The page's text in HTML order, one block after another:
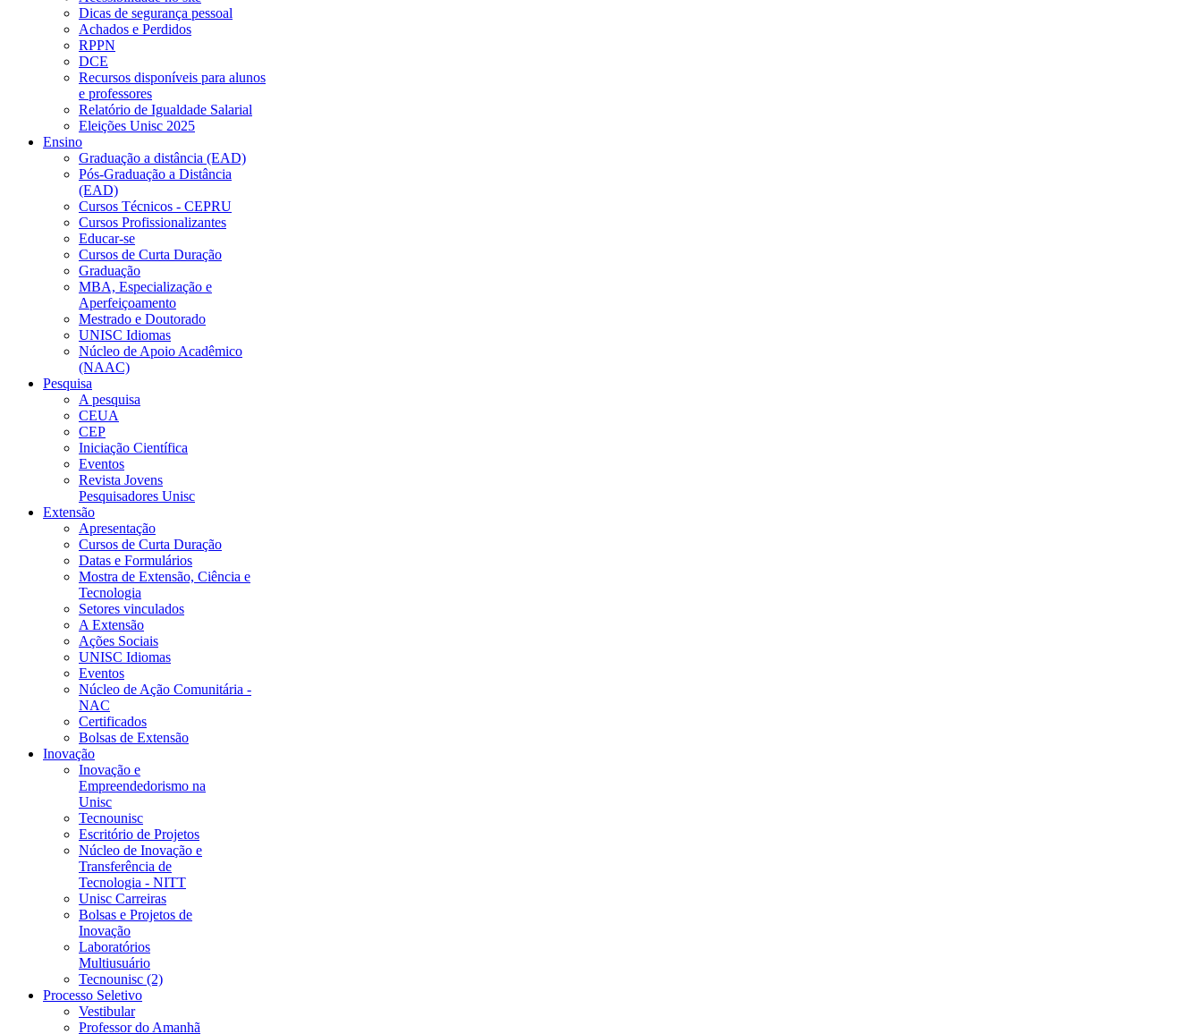
Dicas de segurança pessoal
Achados e Perdidos
RPPN
DCE
Recursos disponíveis para alunos
e professores
Relatório de Igualdade Salarial
Eleições Unisc 2025
Ensino
Graduação a distância (EAD)
Pós-Graduação a Distância
(EAD)
Cursos Técnicos - CEPRU
Cursos Profissionalizantes
Educar-se
Cursos de Curta Duração
Graduação
MBA, Especialização e
Aperfeiçoamento
Mestrado e Doutorado
UNISC Idiomas
Núcleo de Apoio Acadêmico
(NAAC)
Pesquisa
A pesquisa
CEUA
CEP
Iniciação Científica
Eventos
Revista Jovens
Pesquisadores Unisc
Extensão
Apresentação
Cursos de Curta Duração
Datas e Formulários
Mostra de Extensão, Ciência e
Tecnologia
Setores vinculados
A Extensão
Ações Sociais
UNISC Idiomas
Eventos
Núcleo de Ação Comunitária -
NAC
Certificados
Bolsas de Extensão
Inovação
Inovação e
Empreendedorismo na
Unisc
Tecnounisc
Escritório de Projetos
Núcleo de Inovação e
Transferência de
Tecnologia - NITT
Unisc Carreiras
Bolsas e Projetos de
Inovação
Laboratórios
Multiusuário
Tecnounisc (2)
Processo Seletivo
Vestibular
Professor do Amanhã